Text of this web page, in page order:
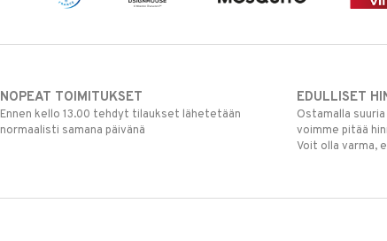
NOPEAT TOIMITUKSET
Ennen kello 13.00 tehdyt tilaukset lähetetään
normaalisti samana päivänä
EDULLISET
Ostamalla
voimme pitää
Voit olla varma,